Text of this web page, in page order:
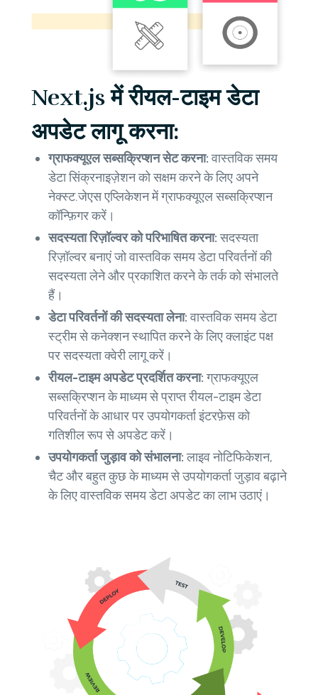
Next.js में रीयल-टाइम डेटा
अपडेट लागू करना:
ग्राफक्यूएल सब्सक्रिप्शन सेट करना:वास्तविक समय
डेटा सिंक्रनाइज़ेशन को सक्षम करने के लिए अपने
नेक्स्ट.जेएस एप्लिकेशन में ग्राफक्यूएल सब्सक्रिप्शन
कॉन्फ़िगर करें।
सदस्यता रिज़ॉल्वर को परिभाषित करना:सदस्यता
रिज़ॉल्वर बनाएं जो वास्तविक समय डेटा परिवर्तनों की
सदस्यता लेने और प्रकाशित करने के तर्क को संभालते
हैं।
डेटा परिवर्तनों की सदस्यता लेना:वास्तविक समय डेटा
स्ट्रीम से कनेक्शन स्थापित करने के लिए क्लाइंट पक्ष
पर सदस्यता क्वेरी लागू करें।
रीयल-टाइम अपडेट प्रदर्शित करना:ग्राफक्यूएल
सब्सक्रिप्शन के माध्यम से प्राप्त रीयल-टाइम डेटा
परिवर्तनों के आधार पर उपयोगकर्ता इंटरफ़ेस को
गतिशील रूप से अपडेट करें।
उपयोगकर्ता जुड़ाव को संभालना:लाइव नोटिफिकेशन,
चैट और बहुत कुछ के माध्यम से उपयोगकर्ता जुड़ाव बढ़ाने
के लिए वास्तविक समय डेटा अपडेट का लाभ उठाएं।